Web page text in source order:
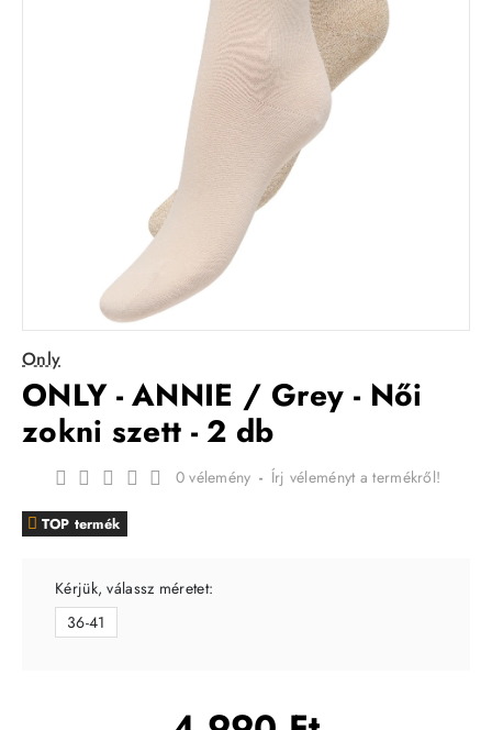
Only
ONLY - ANNIE / Grey - Női
zokni szett - 2 db
TOP termék
0 vélemény - Írj véleményt a termékről!
Kérjük, válassz méretet:
36-41